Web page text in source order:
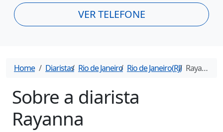
VER TELEFONE
Home Diaristas Rio de Janeiro Rio de Janeiro(RJ) Rayanna
Sobre a diarista
Rayanna